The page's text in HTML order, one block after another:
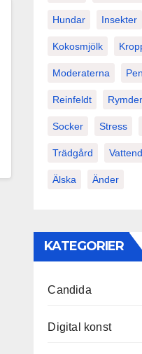
Hundar Insekter
Kokosmjölk
Moderaterna
Reinfeldt
Socker Stress
Trädgård
Älska Änder
KATEGORIER
Candida
Digital konst